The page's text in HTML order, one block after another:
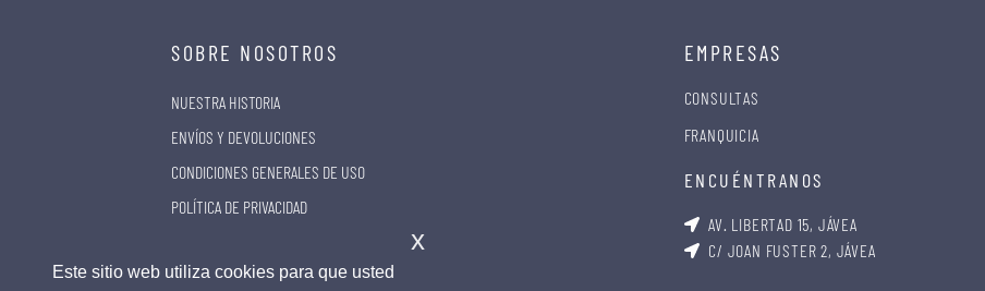
SOBRE NOSOTROS
NUESTRA HISTORIA
ENVÍOS Y DEVOLUCIONES
CONDICIONES GENERALES DE USO
POLÍTICA DE PRIVACIDAD
EMPRESAS
CONSULTAS
FRANQUICIA
ENCUÉNTRANOS
AV. LIBERTAD 15, JÁVEA
C/ JOAN FUSTER 2, JÁVEA
Este sitio web utiliza cookies para que usted
x